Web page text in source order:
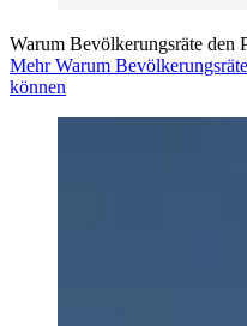
Warum Bevölkerungsräte den
Mehr Warum
können